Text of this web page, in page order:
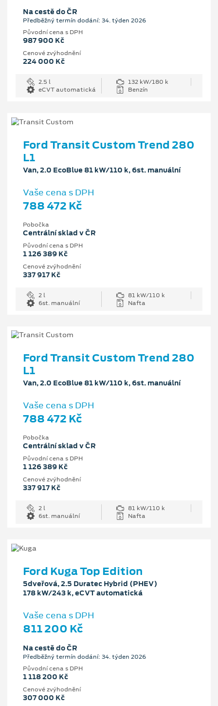
Na cestě do ČR
Předběžný termín dodání: 34. týden 2026
Původní cena s DPH
987 900 Kč
Cenové zvýhodnění
224 000 Kč
2.5 l
132 kW/180 k
eCVT automatická
Benzín
Ford Transit Custom Trend 280
L1
Van, 2.0 EcoBlue 81 kW/110 k, 6st. manuální
Vaše cena s DPH
788 472 Kč
Pobočka
Centrální sklad v ČR
Původní cena s DPH
1 126 389 Kč
Cenové zvýhodnění
337 917 Kč
2 l
81 kW/110 k
6st. manuální
Nafta
Ford Transit Custom Trend 280
L1
Van, 2.0 EcoBlue 81 kW/110 k, 6st. manuální
Vaše cena s DPH
788 472 Kč
Pobočka
Centrální sklad v ČR
Původní cena s DPH
1 126 389 Kč
Cenové zvýhodnění
337 917 Kč
2 l
81 kW/110 k
6st. manuální
Nafta
Ford Kuga Top Edition
5dveřová, 2.5 Duratec Hybrid (PHEV)
178 kW/243 k, eCVT automatická
Vaše cena s DPH
811 200 Kč
Na cestě do ČR
Předběžný termín dodání: 34. týden 2026
Původní cena s DPH
1 118 200 Kč
Cenové zvýhodnění
307 000 Kč